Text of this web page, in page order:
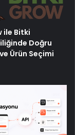
ile Bitki
Doğru
Ürün Seçimi